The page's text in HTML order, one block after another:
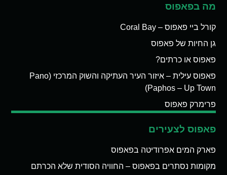
מה בפאפוס
קורל ביי פאפוס – Coral Bay
גן החיות של פאפוס
פאפוס או כרתים?
פאפוס עילית – איזור העיר העתיקה והשוק המרכזי (Pano
Paphos – Up Town)
פרימרק פאפוס
פאפוס לצעירים
פארק המים אפרודיטה בפאפוס
מקומות נסתרים בפאפוס – החוויה הסודית שלא הכרתם